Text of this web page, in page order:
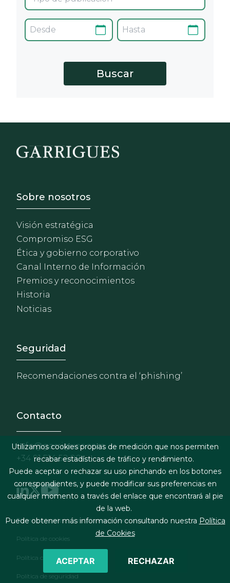
Footer - Sobre Nosotros
Sobre nosotros
Visión estratégica
Compromiso ESG
Ética y gobierno corporativo
Canal Interno de Información
Premios y reconocimientos
Historia
Noticias
Footer - Extranet y
Seguridad
Recomendaciones contra el ‘phishing’
Contacto
info@garrigues.com
+34 91 514 52 00
Footer menu
Términos legales y condiciones de contratación
Política de cookies
Política de privacidad
Política de seguridad
Utilizamos cookies propias de medición que nos permiten
recabar estadísticas de tráfico y rendimiento.
Puede aceptar o rechazar su uso pinchando en los botones
correspondientes, y puede modificar sus preferencias en
cualquier momento a través del enlace que encontrará al pie
de la web.
Puede obtener más información consultando nuestra Política
de Cookies
ACEPTAR RECHAZAR